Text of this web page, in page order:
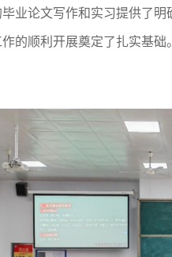
业论文写作和实习提供了
的顺利开展奠定了扎实基础。